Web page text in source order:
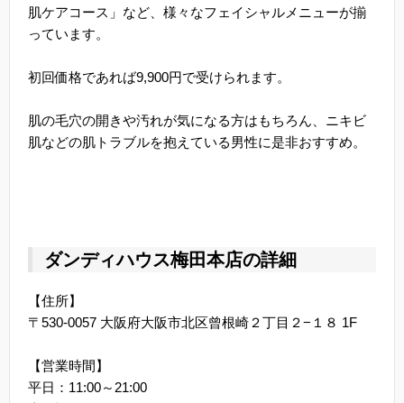
肌ケアコース」など、様々なフェイシャルメニューが揃
っています。
初回価格であれば9,900円で受けられます。
肌の毛穴の開きや汚れが気になる方はもちろん、ニキビ
肌などの肌トラブルを抱えている男性に是非おすすめ。
ダンディハウス梅田本店の詳細
【住所】
〒530-0057 大阪府大阪市北区曾根崎２丁目２−１８ 1F
【営業時間】
平日：11:00～21:00